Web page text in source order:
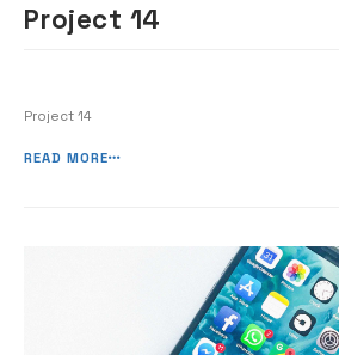
Project 14
Project 14
READ MORE